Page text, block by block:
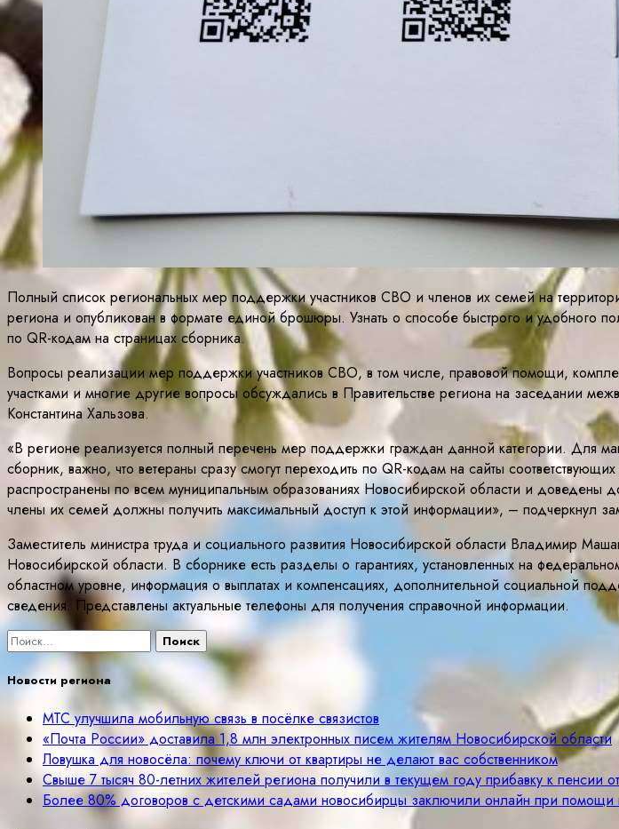
Полный список региональных мер поддержки участников СВО и членов их семей на
региона и опубликован в формате единой брошюры. Узнать о способе быстрого и удобного
по QR-кодам на страницах сборника.
Вопросы реализации мер поддержки участников СВО, в том числе, правовой помощи,
участками и многие другие вопросы обсуждались в Правительстве региона на заседании
Константина Хальзова.
«В регионе реализуется полный перечень мер поддержки граждан данной категории. Для
сборник, важно, что ветераны сразу смогут переходить по QR-кодам на сайты
распространены по всем муниципальным образованиях Новосибирской области и
члены их семей должны получить максимальный доступ к этой информации», – подчеркнул
Заместитель министра труда и социального развития Новосибирской области Владимир
Новосибирской области. В сборнике есть разделы о гарантиях, установленных на
областном уровне, информация о выплатах и компенсациях, дополнительной социальной
сведения. Представлены актуальные телефоны для получения справочной информации.
Найти:
Новости региона
МТС улучшила мобильную связь в посёлке связистов
«Почта России» доставила 1,8 млн электронных писем жителям Новосибирской области
Ловушка для новосёла: почему ключи от квартиры не делают вас собственником
Свыше 7 тысяч 80-летних жителей региона получили в текущем году прибавку к пенсии
Более 80% договоров с детскими садами новосибирцы заключили онлайн при